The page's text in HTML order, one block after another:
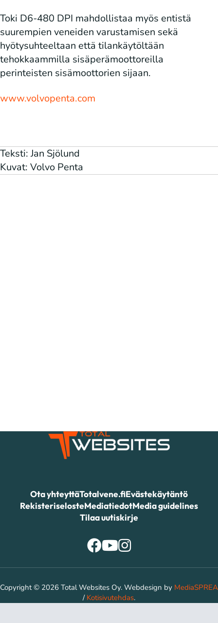
Toki D6-480 DPI mahdollistaa myös entistä
suurempien veneiden varustamisen sekä
hyötysuhteeltaan että tilankäytöltään
tehokkaammilla sisäperämoottoreilla
perinteisten sisämoottorien sijaan.
www.volvopenta.com
Teksti: Jan Sjölund
Kuvat: Volvo Penta
Ota yhteyttäTotalvene.fiEvästekäytäntö
RekisteriselosteMediatiedotMedia guidelines
Tilaa uutiskirje
Copyright © 2026 Total Websites Oy. Webdesign by MediaSPREA
/ Kotisivutehdas.